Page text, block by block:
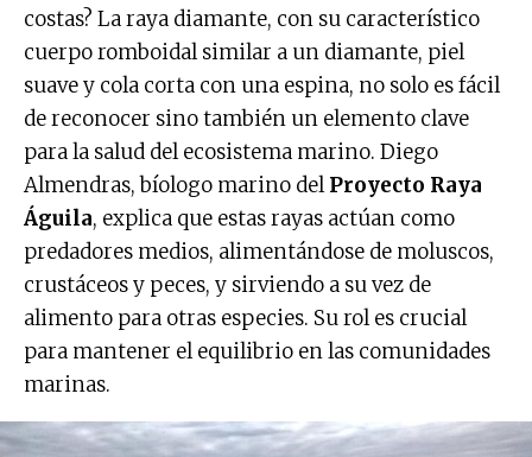
costas? La raya diamante, con su característico
cuerpo romboidal similar a un diamante, piel
suave y cola corta con una espina, no solo es fácil
de reconocer sino también un elemento clave
para la salud del ecosistema marino. Diego
Almendras, bíologo marino delProyecto Raya
Águila, explica que estas rayas actúan como
predadores medios, alimentándose de moluscos,
crustáceos y peces, y sirviendo a su vez de
alimento para otras especies. Su rol es crucial
para mantener el equilibrio en las comunidades
marinas.